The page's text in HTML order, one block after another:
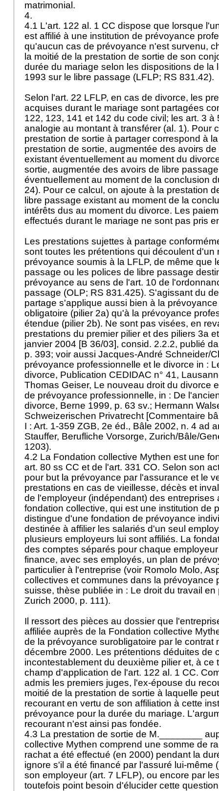
matrimonial.
4.
4.1 L'art. 122 al. 1 CC dispose que lorsque
est affilié à une institution de prévoyance
qu'aucun cas de prévoyance n'est survenu,
la moitié de la prestation de sortie de son
durée du mariage selon les dispositions de la
1993 sur le libre passage (LFLP; RS 831.42).
Selon l'art. 22 LFLP, en cas de divorce, les
acquises durant le mariage sont partagées
122, 123, 141 et 142 du code civil; les art. 3 à
analogie au montant à transférer (al. 1). Pour
prestation de sortie à partager correspond à
prestation de sortie, augmentée des avoirs
existant éventuellement au moment du
sortie, augmentée des avoirs de libre
éventuellement au moment de la conclusion
24). Pour ce calcul, on ajoute à la prestation
libre passage existant au moment de la
intérêts dus au moment du divorce. Les
effectués durant le mariage ne sont pas pris
Les prestations sujettes à partage
sont toutes les prétentions qui découlent d'un
prévoyance soumis à la LFLP, de même que
passage ou les polices de libre passage
prévoyance au sens de l'art. 10 de
passage (OLP; RS 831.425). S'agissant du
partage s'applique aussi bien à la
obligatoire (pilier 2a) qu'à la prévoyance
étendue (pilier 2b). Ne sont pas visées, en
prestations du premier pilier et des piliers 3a
janvier 2004 [B 36/03], consid. 2.2.2, publié
p. 393; voir aussi Jacques-André Schneider/
prévoyance professionnelle et le divorce in :
divorce, Publication CEDIDAC n° 41,
Thomas Geiser, Le nouveau droit du divorce
de prévoyance professionnelle, in : De
divorce, Berne 1999, p. 63 sv.; Hermann
Schweizerischen Privatrecht [Commentaire
I : Art. 1-359 ZGB, 2e éd., Bâle 2002, n. 4 ad
Stauffer, Berufliche Vorsorge, Zurich/Bâle/
1203).
4.2 La Fondation collective Mythen est une
art. 80 ss CC et de l'art. 331 CO. Selon son
pour but la prévoyance par l'assurance et le
prestations en cas de vieillesse, décès et
de l'employeur (indépendant) des entreprises
fondation collective, qui est une institution de
distingue d'une fondation de prévoyance
destinée à affilier les salariés d'un seul
plusieurs employeurs lui sont affiliés. La
des comptes séparés pour chaque
finance, avec ses employés, un plan de
particulier à l'entreprise (voir Romolo Molo,
collectives et communes dans la prévoyance
suisse, thèse publiée in : Le droit du travail en
Zurich 2000, p. 111).
Il ressort des pièces au dossier que
affiliée auprès de la Fondation collective
de la prévoyance surobligatoire par le contrat
décembre 2000. Les prétentions déduites de
incontestablement du deuxième pilier et, à ce
champ d'application de l'art. 122 al. 1 CC.
admis les premiers juges, l'ex-épouse du
moitié de la prestation de sortie à laquelle
recourant en vertu de son affiliation à cette
prévoyance pour la durée du mariage.
recourant n'est ainsi pas fondée.
4.3 La prestation de sortie de M.________
collective Mythen comprend une somme de
rachat a été effectué (en 2000) pendant la
ignore s'il a été financé par l'assuré lui-même (
son employeur (art. 7 LFLP), ou encore par
toutefois point besoin d'élucider cette